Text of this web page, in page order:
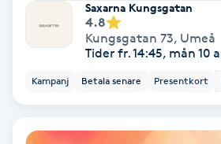
Hårborttagning
Saxarna Kungsgatan
4.8
Kungsgatan 73, Umeå
Tider fr. 14:45, mån 10
Kampanj Betala senare Presentkort